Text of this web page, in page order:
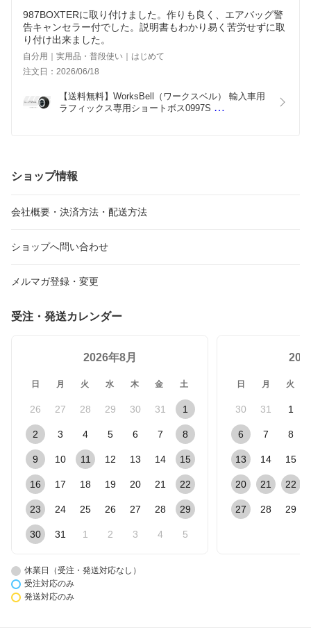
987BOXTERに取り付けました。作りも良く、エアバッグ警
告キャンセラー付でした。説明書もわかり易く苦労せずに取
り付け出来ました。
自分用｜実用品・普段使い｜はじめて
注文日：2026/06/18
【送料無料】WorksBell（ワークスベル） 輸入車用
ラフィックス専用ショートボス0997S
ショップ情報
会社概要・決済方法・配送方法
ショップへ問い合わせ
メルマガ登録・変更
受注・発送カレンダー
2026年8月
日 月 火 水 木 金 土
26 27 28 29 30 31 1
2 3 4 5 6 7 8
9 10 11 12 13 14 15
16 17 18 19 20 21 22
23 24 25 26 27 28 29
30 31 1 2 3 4 5
日 月 火
30 31 1
6 7 8
13 14 15
20 21 22
27 28 29
休業日（受注・発送対応なし）
受注対応のみ
発送対応のみ